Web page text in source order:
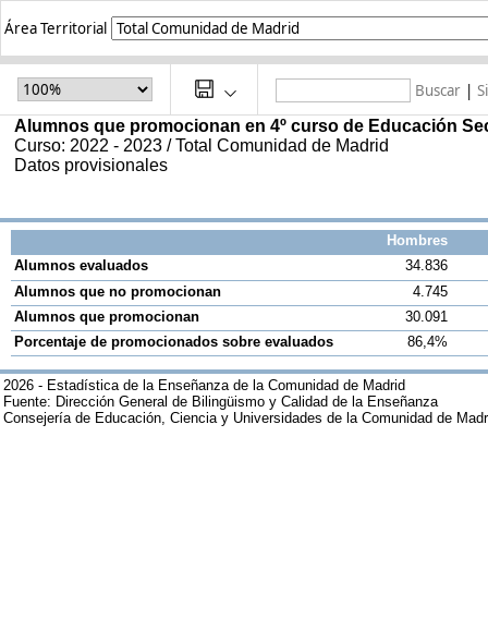
Área Territorial
Buscar |
Alumnos que promocionan en 4º curso de Educación
Curso: 2022 - 2023 / Total Comunidad de Madrid
Datos provisionales
Hombres
Alumnos evaluados
34.836
Alumnos que no promocionan
4.745
Alumnos que promocionan
30.091
Porcentaje de promocionados sobre evaluados
86,4%
2026 - Estadística de la Enseñanza de la Comunidad de Madrid
Fuente: Dirección General de Bilingüismo y Calidad de la Enseñanza
Consejería de Educación, Ciencia y Universidades de la Comunidad de